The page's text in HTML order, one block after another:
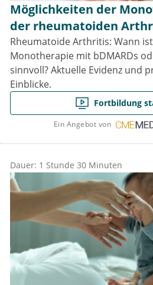
Möglichkeiten der
der rheumatoiden
Rheumatoide Arthritis: Wann
Monotherapie mit bDMARDs
sinnvoll? Aktuelle Evidenz und
Einblicke.
Fortbildung
Ein Angebot von
Dauer: 1 Stunde 30 Minuten